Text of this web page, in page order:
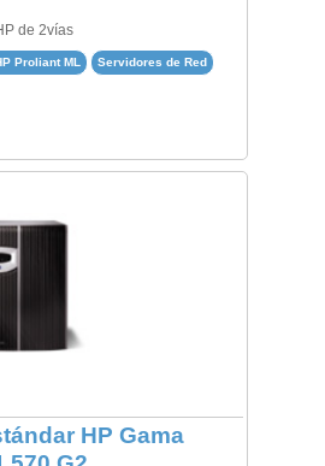
de 2vías
Proliant ML Servidores de Red
HP Gama